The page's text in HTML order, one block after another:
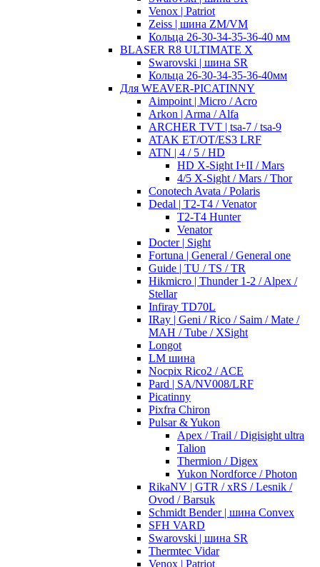
Venox | Patriot
Zeiss | шина ZM/VM
Кольца 26-30-34-35-36-40 мм
BLASER R8 ULTIMATE X
Swarovski | шина SR
Кольца 26-30-34-35-36-40мм
Для WEAVER-PICATINNY
Aimpoint | Micro / Acro
Arkon | Arma / Alfa
ARCHER TVT | tsa-7 / tsa-9
ATAK ET/OT/ES3 LRF
ATN | 4 / 5 / HD
HD X-Sight I+II / Mars
4/5 X-Sight / Mars / Thor
Conotech Avata / Polaris
Dedal | T2-T4 / Venator
T2-T4 Hunter
Venator
Docter | Sight
Fortuna | General / General one
Guide | TU / TS / TR
Hikmicro | Thunder 1-2 / Alpex /
Stellar
Infiray TD70L
IRay | Geni / Rico / Saim / Mate /
MAH / Tube / XSight
Longot
LM шина
Nocpix Rico2 / ACE
Pard | SA/NV008/LRF
Picatinny
Pixfra Chiron
Pulsar & Yukon
Apex / Trail / Digisight ultra
Talion
Thermion / Digex
Yukon Nordforce / Photon
RikaNV | GTR / xRS / Lesnik /
Ovod / Barsuk
Schmidt Bender | шина Convex
SFH VARD
Swarovski | шина SR
Thermtec Vidar
Venox | Patriot